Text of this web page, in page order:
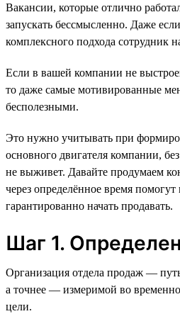
Вакансии, которые отлично
запускать бессмысленно. Даже
комплексного подхода сотрудник
Если в вашей компании не
то даже самые мотивированные
бесполезными.
Это нужно учитывать при
основного двигателя компании,
не выживет. Давайте продумаем
через определённое время
гарантированно начать продавать.
Шаг 1.
Организация отдела продаж —
а точнее — измеримой во
цели.